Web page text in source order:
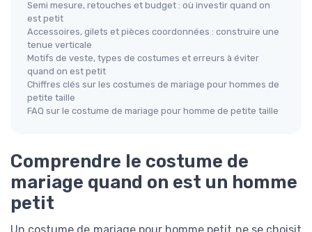
Semi mesure, retouches et budget : où investir quand on
est petit
Accessoires, gilets et pièces coordonnées : construire une
tenue verticale
Motifs de veste, types de costumes et erreurs à éviter
quand on est petit
Chiffres clés sur les costumes de mariage pour hommes de
petite taille
FAQ sur le costume de mariage pour homme de petite taille
Comprendre le costume de
mariage quand on est un homme
petit